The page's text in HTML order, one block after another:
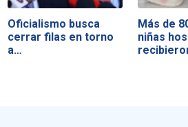
Oficialismo busca
cerrar filas en torno
a…
Más de
niñas